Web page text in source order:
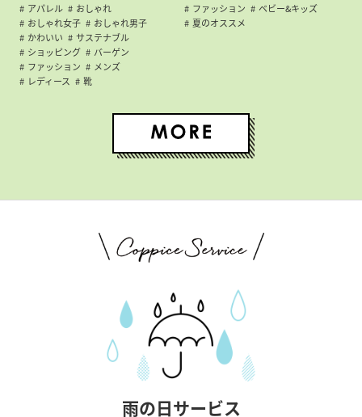
アパレル
おしゃれ
おしゃれ女子
おしゃれ男子
かわいい
サステナブル
ショッピング
バーゲン
ファッション
メンズ
レディース
靴
ファッション
ベビー&キッズ
夏のオススメ
雨の日サービス